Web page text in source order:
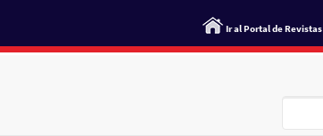
Ir al Portal de Revistas